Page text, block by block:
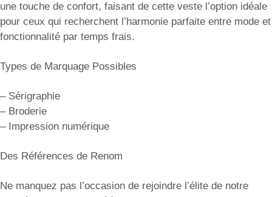
une touche de confort, faisant de cette veste l’option idéale
pour ceux qui recherchent l’harmonie parfaite entre mode et
fonctionnalité par temps frais.
Types de Marquage Possibles
– Sérigraphie
– Broderie
– Impression numérique
Des Références de Renom
Ne manquez pas l’occasion de rejoindre l’élite de notre